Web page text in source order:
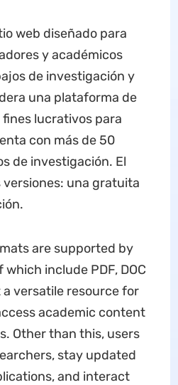
web diseñado para
y académicos
de investigación y
una plataforma de
lucrativos para
con más de 50
de investigación. El
versiones: una gratuita
are supported by
include PDF, DOC
a versatile resource for
academic content
Other than this, users
stay updated
and interact